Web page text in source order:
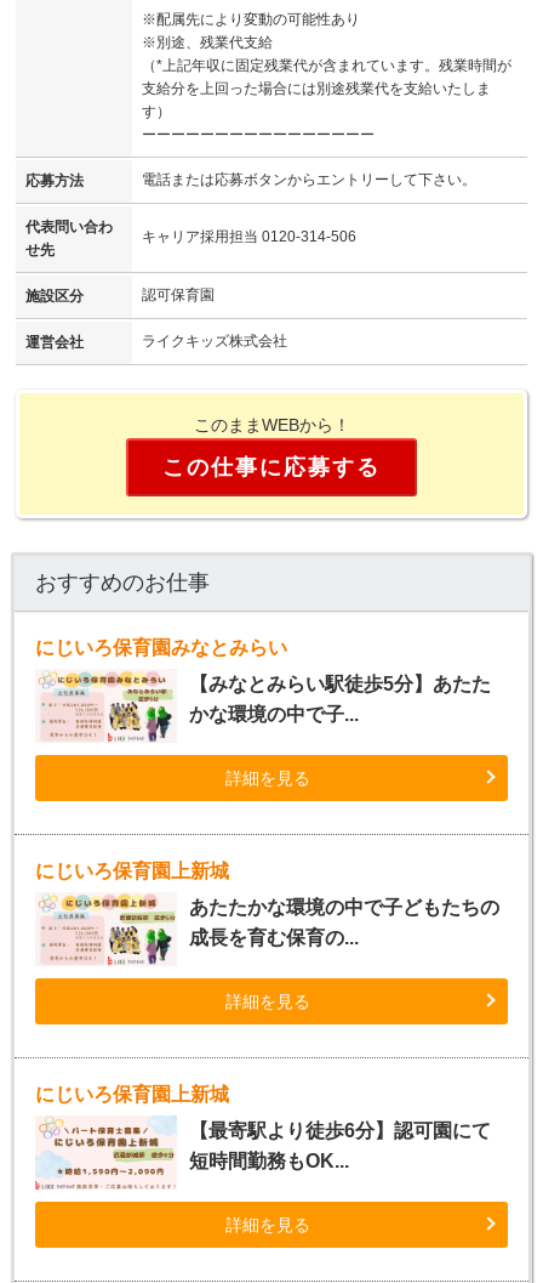
※配属先により変動の可能性あり
※別途、残業代支給
（*上記年収に固定残業代が含まれています。残業時間が
支給分を上回った場合には別途残業代を支給いたしま
す）
ーーーーーーーーーーーーーーーー
応募方法 電話または応募ボタンからエントリーして下さい。
代表問い合わ
せ先
キャリア採用担当 0120-314-506
施設区分 認可保育園
運営会社 ライクキッズ株式会社
このままWEBから！
この仕事に応募する
おすすめのお仕事
にじいろ保育園みなとみらい
【みなとみらい駅徒歩5分】あたた
かな環境の中で子...
詳細を見る
にじいろ保育園上新城
あたたかな環境の中で子どもたちの
成長を育む保育の...
詳細を見る
にじいろ保育園上新城
【最寄駅より徒歩6分】認可園にて
短時間勤務もOK...
詳細を見る